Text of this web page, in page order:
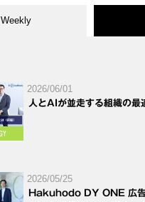
Weekly
2026/06/01
人とAIが並走する組織の最
2026/05/25
Hakuhodo DY ONE 広告